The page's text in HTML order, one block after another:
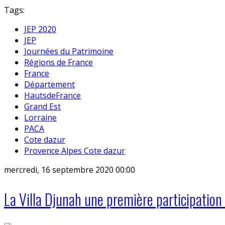
Tags:
JEP 2020
JEP
Journées du Patrimoine
Régions de France
France
Département
HautsdeFrance
Grand Est
Lorraine
PACA
Cote dazur
Provence Alpes Cote dazur
mercredi, 16 septembre 2020 00:00
La Villa Djunah une première participation